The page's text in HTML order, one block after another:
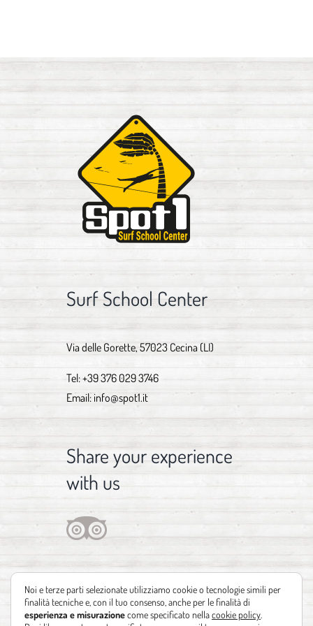
Surf School Center
Via delle Gorette, 57023 Cecina (LI)
Tel:+39 376 029 3746
Email: info@spot1.it
Share your experience
with us
Noi e terze parti selezionate utilizziamo cookie o tecnologie simili per
finalità tecniche e, con il tuo consenso, anche per le finalità di
esperienza e misurazionecome specificato nellacookie policy